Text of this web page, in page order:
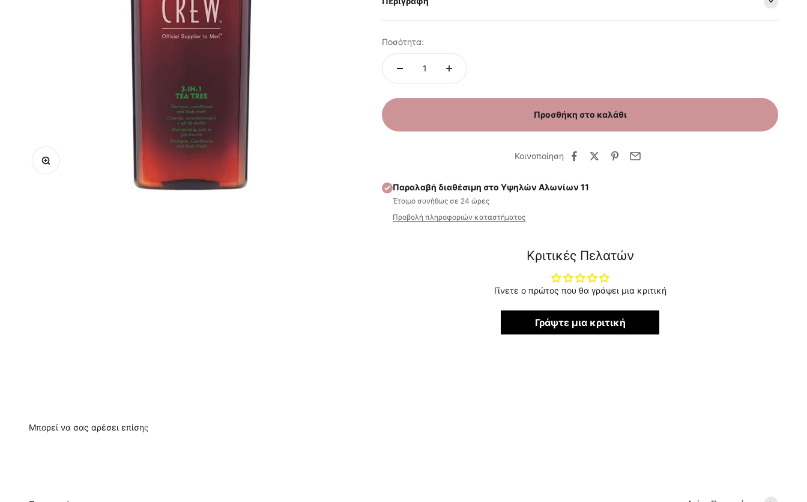
Μεγέθυνση
Ποσότητα:
Προσθήκη στο καλάθι
Κοινοποίηση
Παραλαβή διαθέσιμη στο Υψηλών Αλωνίων 11
Έτοιμο συνήθως σε 24 ώρες
Προβολή πληροφοριών καταστήματος
Κριτικές Πελατών
Γίνετε ο πρώτος που θα γράψει μια κριτική
Γράψτε μια κριτική